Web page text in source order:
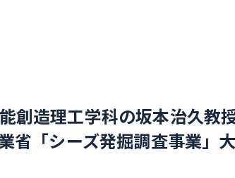
創造理工学科の坂本治久教
省「シーズ発掘調査事業」